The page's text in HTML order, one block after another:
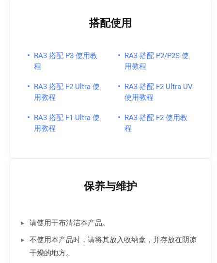
搭配使用
• RA3 搭配 P3 使用教
程
• RA3 搭配 P2/P2S 使
用教程
• RA3 搭配 F2 Ultra 使
用教程
• RA3 搭配 F2 Ultra UV
使用教程
• RA3 搭配 F1 Ultra 使
用教程
• RA3 搭配 F2 使用教
程
保养与维护
请使用干布清洁本产品。
不使用本产品时，请将其放入收纳盒，并存放在阴凉
干燥的地方。